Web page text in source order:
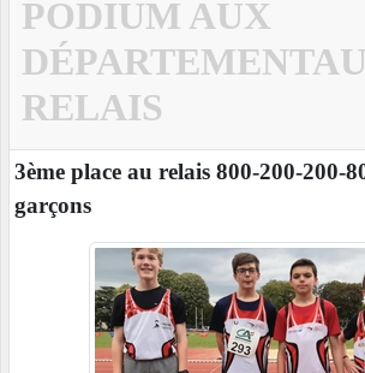
PODIUM AUX
RELAIS
3ème place au relais 800-200-200-
garçons